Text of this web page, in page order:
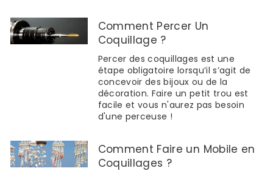
Comment Percer Un
Coquillage ?
Percer des coquillages est une
étape obligatoire lorsqu’il s’agit de
concevoir des bijoux ou de la
décoration. Faire un petit trou est
facile et vous n'aurez pas besoin
d'une perceuse !
Comment Faire un Mobile en
Coquillages ?